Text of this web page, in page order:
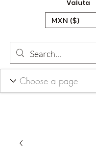
Valuta
MXN ($)